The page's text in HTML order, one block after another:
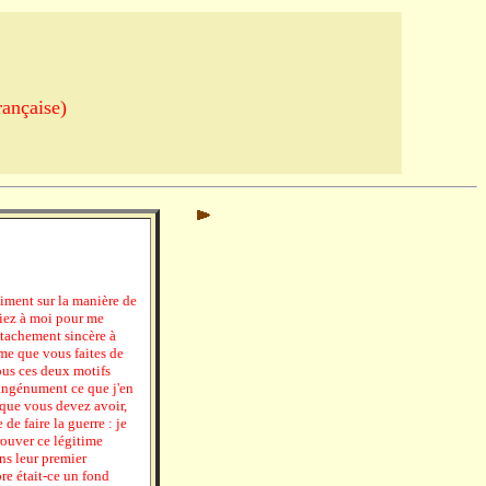
sur la manière de
à moi pour me
sincère à
que vous faites de
ces deux motifs
ce que j'en
vous devez avoir,
de faire la guerre : je
ce légitime
leur premier
était-ce un fond